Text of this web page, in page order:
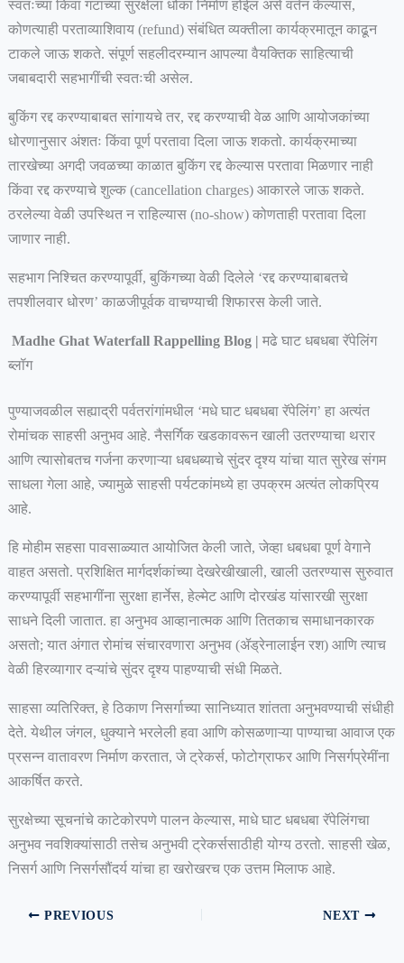
स्वतःच्या किंवा गटाच्या सुरक्षेला धोका निर्माण होईल असे वर्तन केल्यास,
कोणत्याही परताव्याशिवाय (refund) संबंधित व्यक्तीला कार्यक्रमातून काढून
टाकले जाऊ शकते. संपूर्ण सहलीदरम्यान आपल्या वैयक्तिक साहित्याची
जबाबदारी सहभागींची स्वतःची असेल.
बुकिंग रद्द करण्याबाबत सांगायचे तर, रद्द करण्याची वेळ आणि आयोजकांच्या
धोरणानुसार अंशतः किंवा पूर्ण परतावा दिला जाऊ शकतो. कार्यक्रमाच्या
तारखेच्या अगदी जवळच्या काळात बुकिंग रद्द केल्यास परतावा मिळणार नाही
किंवा रद्द करण्याचे शुल्क (cancellation charges) आकारले जाऊ शकते.
ठरलेल्या वेळी उपस्थित न राहिल्यास (no-show) कोणताही परतावा दिला
जाणार नाही.
सहभाग निश्चित करण्यापूर्वी, बुकिंगच्या वेळी दिलेले ‘रद्द करण्याबाबतचे
तपशीलवार धोरण’ काळजीपूर्वक वाचण्याची शिफारस केली जाते.
Madhe Ghat Waterfall Rappelling Blog | मढे घाट धबधबा रॅपेलिंग
ब्लॉग
पुण्याजवळील सह्याद्री पर्वतरांगांमधील ‘मधे घाट धबधबा रॅपेलिंग’ हा अत्यंत
रोमांचक साहसी अनुभव आहे. नैसर्गिक खडकावरून खाली उतरण्याचा थरार
आणि त्यासोबतच गर्जना करणाऱ्या धबधब्याचे सुंदर दृश्य यांचा यात सुरेख संगम
साधला गेला आहे, ज्यामुळे साहसी पर्यटकांमध्ये हा उपक्रम अत्यंत लोकप्रिय
आहे.
हि मोहीम सहसा पावसाळ्यात आयोजित केली जाते, जेव्हा धबधबा पूर्ण वेगाने
वाहत असतो. प्रशिक्षित मार्गदर्शकांच्या देखरेखीखाली, खाली उतरण्यास सुरुवात
करण्यापूर्वी सहभागींना सुरक्षा हार्नेस, हेल्मेट आणि दोरखंड यांसारखी सुरक्षा
साधने दिली जातात. हा अनुभव आव्हानात्मक आणि तितकाच समाधानकारक
असतो; यात अंगात रोमांच संचारवणारा अनुभव (ॲड्रेनालाईन रश) आणि त्याच
वेळी हिरव्यागार दऱ्यांचे सुंदर दृश्य पाहण्याची संधी मिळते.
साहसा व्यतिरिक्त, हे ठिकाण निसर्गाच्या सानिध्यात शांतता अनुभवण्याची संधीही
देते. येथील जंगल, धुक्याने भरलेली हवा आणि कोसळणाऱ्या पाण्याचा आवाज एक
प्रसन्न वातावरण निर्माण करतात, जे ट्रेकर्स, फोटोग्राफर आणि निसर्गप्रेमींना
आकर्षित करते.
सुरक्षेच्या सूचनांचे काटेकोरपणे पालन केल्यास, माधे घाट धबधबा रॅपेलिंगचा
अनुभव नवशिक्यांसाठी तसेच अनुभवी ट्रेकर्ससाठीही योग्य ठरतो. साहसी खेळ,
निसर्ग आणि निसर्गसौंदर्य यांचा हा खरोखरच एक उत्तम मिलाफ आहे.
PREVIOUS NEXT